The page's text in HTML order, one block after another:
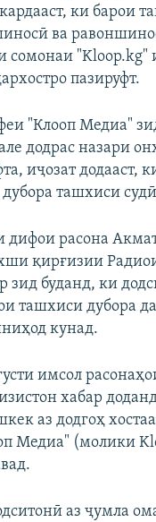
ки барои
ва
сомонаи "Kloop.kg"
пазируфт.
"Клооп Медиа"
додрас назари
иҷозат додааст,
дубора ташхиси
дифои расона
қирғизии
зид буданд, ки
ташхиси дубора
кунад.
имсол
хабар
аз додгоҳ
Медиа" (молики
аз ҷумла